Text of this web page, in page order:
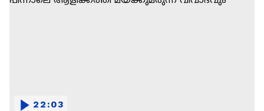
22:03